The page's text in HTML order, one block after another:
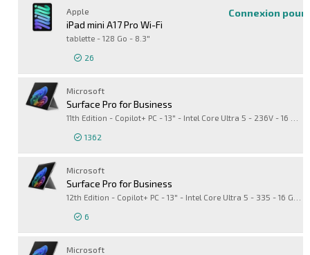
Apple
iPad mini A17 Pro Wi-Fi
tablette - 128 Go - 8.3"
26
Connexion pour
Microsoft
Surface Pro for Business
1362
Microsoft
Surface Pro for Business
6
Microsoft